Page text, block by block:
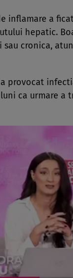
inflamare a
hepatic.
cronica,
provocat
ca urmare a